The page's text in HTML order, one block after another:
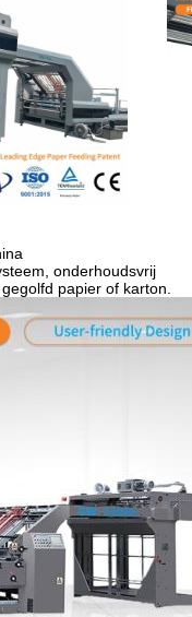
onderhoudsvrij
papier of karton.